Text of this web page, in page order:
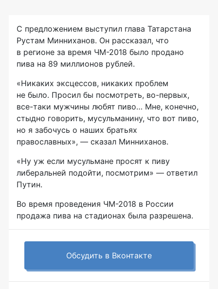
С предложением выступил глава Татарстана
Рустам Минниханов. Он рассказал, что
в регионе за время ЧМ-2018 было продано
пива на 89 миллионов рублей.
«Никаких эксцессов, никаких проблем
не было. Просил бы посмотреть, во-первых,
все-таки мужчины любят пиво… Мне, конечно,
стыдно говорить, мусульманину, что вот пиво,
но я забочусь о наших братьях
православных», — сказал Минниханов.
«Ну уж если мусульмане просят к пиву
либеральней подойти, посмотрим» — ответил
Путин.
Во время проведения ЧМ-2018 в России
продажа пива на стадионах была разрешена.
Обсудить в Вконтакте